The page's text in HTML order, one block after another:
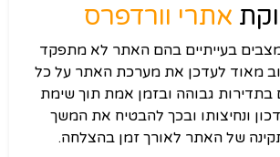
אתרי וורדפרס
בעייתיים בהם האתר לא מתפקד
מאוד לעדכן את מערכת האתר על כל
בתדירות גבוהה ובזמן אמת תוך שימת
ונחיצותו ובכך להבטיח את המשך
של האתר לאורך זמן בהצלחה.